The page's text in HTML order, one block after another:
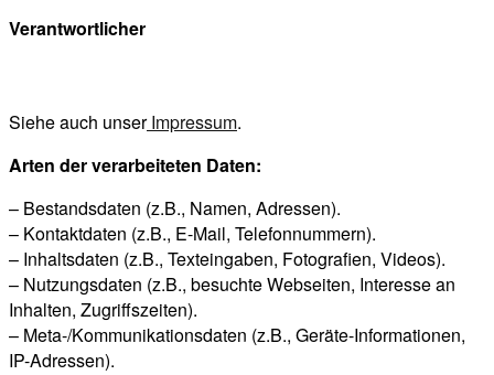
Verantwortlicher
Siehe auch unserImpressum.
Arten der verarbeiteten Daten:
– Bestandsdaten (z.B., Namen, Adressen).
– Kontaktdaten (z.B., E-Mail, Telefonnummern).
– Inhaltsdaten (z.B., Texteingaben, Fotografien, Videos).
– Nutzungsdaten (z.B., besuchte Webseiten, Interesse an
Inhalten, Zugriffszeiten).
– Meta-/Kommunikationsdaten (z.B., Geräte-Informationen,
IP-Adressen).